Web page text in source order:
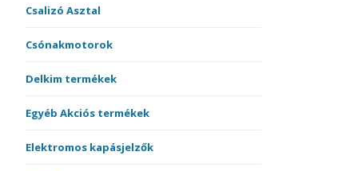
Csalizó Asztal
Csónakmotorok
Delkim termékek
Egyéb Akciós termékek
Elektromos kapásjelzők